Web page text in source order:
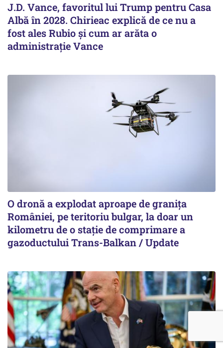
J.D. Vance, favoritul lui Trump pentru Casa
Albă în 2028. Chirieac explică de ce nu a
fost ales Rubio și cum ar arăta o
administrație Vance
O dronă a explodat aproape de granița
României, pe teritoriu bulgar, la doar un
kilometru de o stație de comprimare a
gazoductului Trans-Balkan / Update